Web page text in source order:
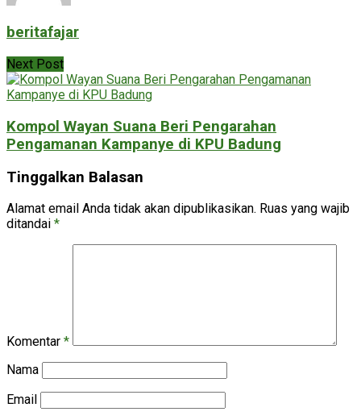
beritafajar
Next Post
Kompol Wayan Suana Beri Pengarahan
Pengamanan Kampanye di KPU Badung
Tinggalkan Balasan
Alamat email Anda tidak akan dipublikasikan. Ruas yang wajib
ditandai *
Komentar *
Nama
Email